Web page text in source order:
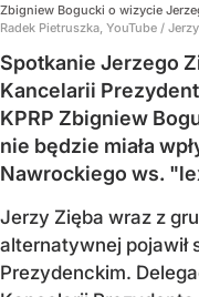
Zbigniew Bogucki o wizycie
Radek Pietruszka, YouTube /
Spotkanie Jerzego
Kancelarii
KPRP Zbigniew
nie będzie miała
Nawrockiego ws.
Jerzy Zięba wraz z
alternatywnej pojawił
Prezydenckim.